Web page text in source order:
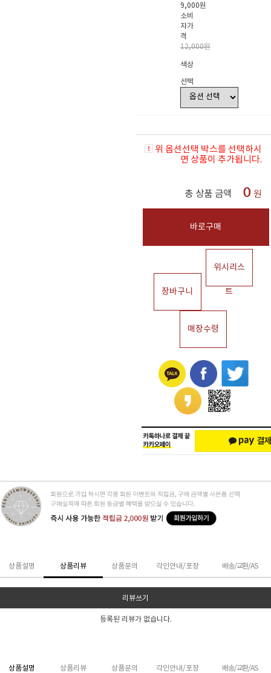
9,000원
소비
자가
격
12,000원
색상
선택
위 옵션선택 박스를 선택하시
면 상품이 추가됩니다.
총 상품 금액 0 원
바로구매
장바구니
위시리스
트
매장수령
상품설명 상품리뷰 상품문의 각인안내/포장 배송/교환/AS
리뷰쓰기
등록된 리뷰가 없습니다.
상품설명 상품리뷰 상품문의 각인안내/포장 배송/교환/AS